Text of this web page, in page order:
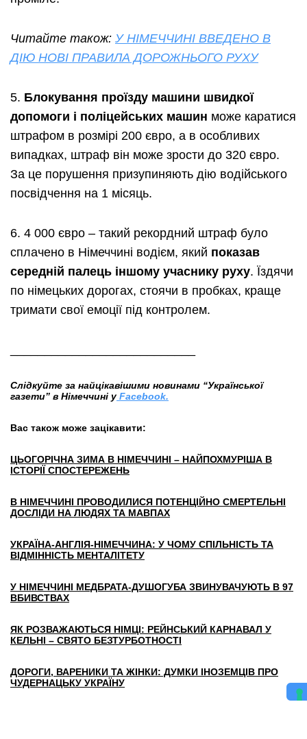
Читайте також: У НІМЕЧЧИНІ ВВЕДЕНО В
ДІЮ НОВІ ПРАВИЛА ДОРОЖНЬОГО РУХУ
5. Блокування проїзду машини швидкої
допомоги і поліцейських машин може каратися
штрафом в розмірі 200 євро, а в особливих
випадках, штраф він може зрости до 320 євро.
За це порушення призупиняють дію водійського
посвідчення на 1 місяць.
6. 4 000 євро – такий рекордний штраф було
сплачено в Німеччині водієм, який показав
середній палець іншому учаснику руху. Їздячи
по німецьких дорогах, стоячи в пробках, краще
тримати свої емоції під контролем.
Слідкуйте за найцікавішими новинами “Української
газети” в Німеччині уFacebook.
Вас також може зацікавити:
ЦЬОГОРІЧНА ЗИМА В НІМЕЧЧИНІ – НАЙПОХМУРІША В
ІСТОРІЇ СПОСТЕРЕЖЕНЬ
В НІМЕЧЧИНІ ПРОВОДИЛИСЯ ПОТЕНЦІЙНО СМЕРТЕЛЬНІ
ДОСЛІДИ НА ЛЮДЯХ ТА МАВПАХ
УКРАЇНА-АНГЛІЯ-НІМЕЧЧИНА: У ЧОМУ СПІЛЬНІСТЬ ТА
ВІДМІННІСТЬ МЕНТАЛІТЕТУ
У НІМЕЧЧИНІ МЕДБРАТА-ДУШОГУБА ЗВИНУВАЧУЮТЬ В 97
ВБИВСТВАХ
ЯК РОЗВАЖАЮТЬСЯ НІМЦІ: РЕЙНСЬКИЙ КАРНАВАЛ У
КЕЛЬНІ – СВЯТО БЕЗТУРБОТНОСТІ
ДОРОГИ, ВАРЕНИКИ ТА ЖІНКИ: ДУМКИ ІНОЗЕМЦІВ ПРО
ЧУДЕРНАЦЬКУ УКРАЇНУ